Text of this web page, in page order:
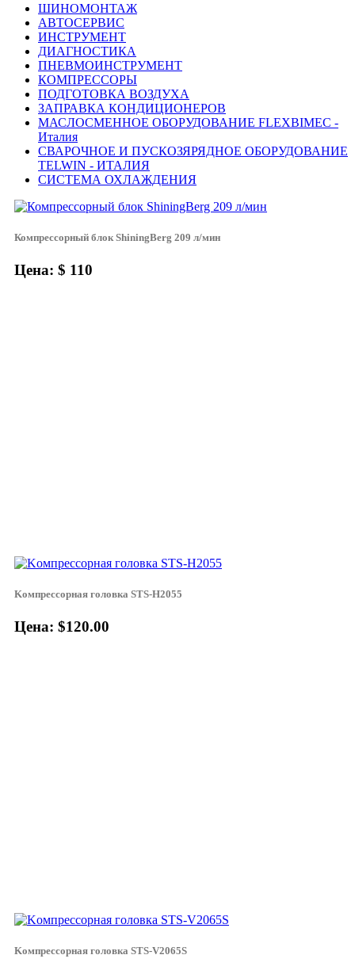
ШИНОМОНТАЖ
АВТОСЕРВИС
ИНСТРУМЕНТ
ДИАГНОСТИКА
ПНЕВМОИНСТРУМЕНТ
КОМПРЕССОРЫ
ПОДГОТОВКА ВОЗДУХА
ЗАПРАВКА КОНДИЦИОНЕРОВ
МАСЛОСМЕННОЕ ОБОРУДОВАНИЕ FLEXBIMEC -
Италия
СВАРОЧНОЕ И ПУСКОЗЯРЯДНОЕ ОБОРУДОВАНИЕ
TELWIN - ИТАЛИЯ
СИСТЕМА ОХЛАЖДЕНИЯ
Компрессорный блок ShiningBerg 209 л/мин
Цена: $ 110
Koмпpeccopнaя гoлoвкa STS-H2055
Цена: $120.00
Koмпpeccopнaя гoлoвкa STS-V2065S